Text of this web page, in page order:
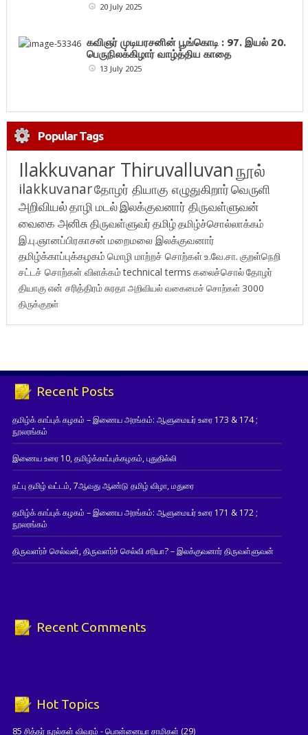
20 July 2025
கவிஞர் முடியரசனின் பூங்கொடி : 97. இயல் 20.
பெருநிலக்கிழார் வாழ்த்திய காதை
13 July 2025
Popular Tags
Ilakkuvanar Thiruvalluvanநூல்
ilakkuvanarதோழர் தியாகு எழுதுகிறார்வெருளி
அறிவியல்தாழி மடல்இலக்குவனார் திருவள்ளுவன்
வைகை அனிசுதிருவள்ளுவர்தமிழ்தமிழ்ச்சொல்லாக்கம்
இ.பு.ஞானப்பிரகாசன் மறைமலை இலக்குவனார்
தமிழ்க்காப்புக்கழகம் மொழி மாற்றச் சொற்கள்உ.வே.சா. குறள்நெறி
சட்டச் சொற்கள் விளக்கம்technical terms கலைச்சொல்தோழர்
தியாகுஎன் சரித்திரம்சுரதாஅறிவியல் வகைமைச் சொற்கள் 3000
திருக்குறள்
Recent Posts
தமிழ்க் காப்புக் கழகம் – இணைய அரங்கம்: ஆளுமையர் உரை 173 & 174 ;
நூலரங்கம்
இணைய உரை 10, தமிழ்க்காப்புக்கழகம், புதுதில்லி
நட்பு தமிழ் வட்டம், 7ஆவது ஆண்டு தமிழ் விழா, மதுரை
தமிழ்க் காப்புக் கழகம் – இணைய அரங்கம்: ஆளுமையர் உரை 171 & 172 ;
நூலரங்கம்
திருவளர்ச் செல்வன், திருவளர்ச் செல்வி சரியா? – இலக்குவனார் திருவள்ளுவன்
Recent Comments
Hot Topics
85 சித்தர் நூல்கள் விவரம் - பொன்னையா சாமிகள் (29)